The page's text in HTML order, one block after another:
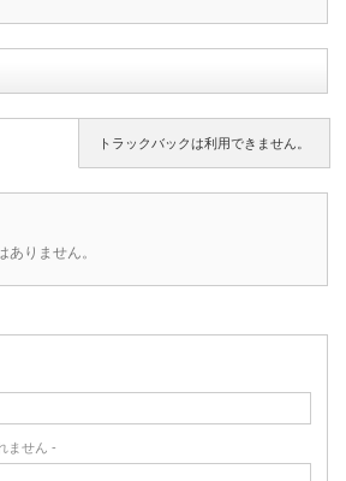
トラックバックは利用できません。
ありません。
ません -